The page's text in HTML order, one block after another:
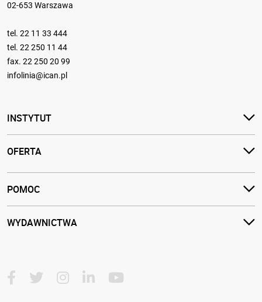
02-653 Warszawa
tel. 22 11 33 444
tel. 22 250 11 44
fax. 22 250 20 99
infolinia@ican.pl
INSTYTUT
OFERTA
POMOC
WYDAWNICTWA